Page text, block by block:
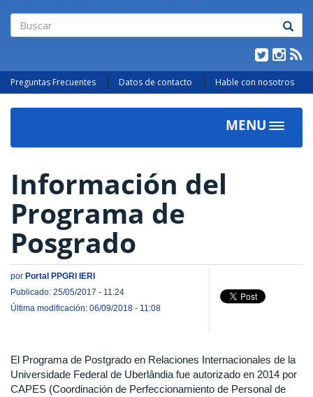
Preguntas Frecuentes Datos de contacto Hable con nosotros
MENU
Toggle
Información del
Programa de
Posgrado
por Portal PPGRI IERI
Publicado: 25/05/2017 - 11:24
Última modificación: 06/09/2018 - 11:08
El Programa de Postgrado en Relaciones Internacionales de la
Universidade Federal de Uberlândia fue autorizado en 2014 por
CAPES (Coordinación de Perfeccionamiento de Personal de